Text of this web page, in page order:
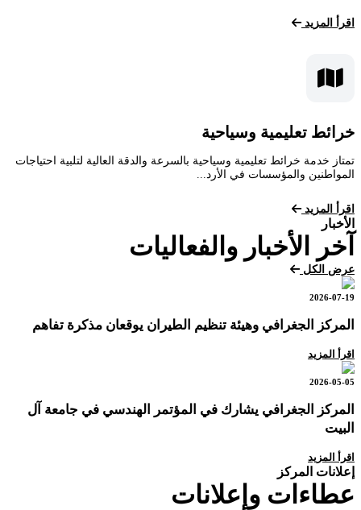
اقرأ المزيد
خرائط تعليمية وسياحية
تمتاز خدمة خرائط تعليمية وسياحية بالسرعة والدقة العالية لتلبية احتياجات
المواطنين والمؤسسات في الأرد...
اقرأ المزيد
الأخبار
آخر الأخبار والفعاليات
عرض الكل
2026-07-19
المركز الجغرافي وهيئة تنظيم الطيران يوقعان مذكرة تفاهم
اقرأ المزيد
2026-05-05
المركز الجغرافي يشارك في المؤتمر الهندسي في جامعة آل
البيت
اقرأ المزيد
إعلانات المركز
عطاءات وإعلانات